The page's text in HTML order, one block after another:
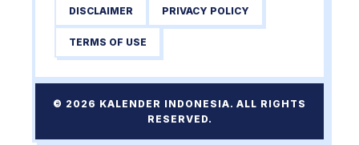
DISCLAIMER PRIVACY POLICY
TERMS OF USE
© 2026 KALENDER INDONESIA. ALL RIGHTS
RESERVED.